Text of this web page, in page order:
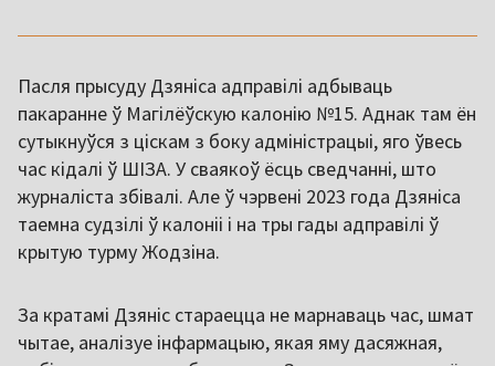
Пасля прысуду Дзяніса адправілі адбываць
пакаранне ў Магілёўскую калонію №15. Аднак там ён
сутыкнуўся з ціскам з боку адміністрацыі, яго ўвесь
час кідалі ў ШІЗА. У сваякоў ёсць сведчанні, што
журналіста збівалі. Але ў чэрвені 2023 года Дзяніса
таемна судзілі ў калоніі і на тры гады адправілі ў
крытую турму Жодзіна.
За кратамі Дзяніс стараецца не марнаваць час, шмат
чытае, аналізуе інфармацыю, якая яму дасяжная,